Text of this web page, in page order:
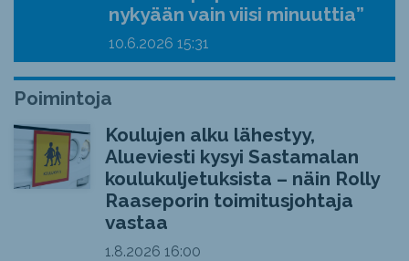
nykyään vain viisi minuuttia”
10.6.2026 15:31
Poimintoja
Koulujen alku lähestyy,
Alueviesti kysyi Sastamalan
koulukuljetuksista – näin Rolly
Raaseporin toimitusjohtaja
vastaa
1.8.2026 16:00